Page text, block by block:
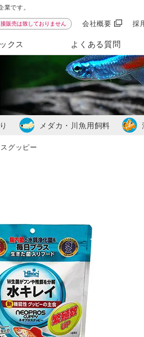
です。
販売は致しておりません 会社概要 採
クス よくある質問
メダカ・川魚用飼料
グッピー